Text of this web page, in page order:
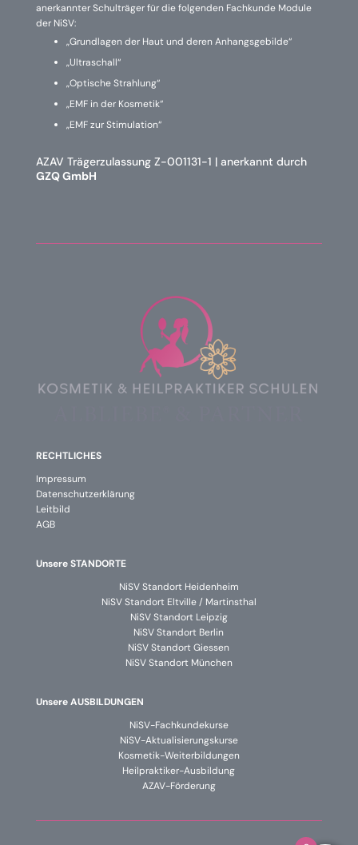
anerkannter Schulträger für die folgenden Fachkunde Module
der NiSV:
„Grundlagen der Haut und deren Anhangsgebilde“
„Ultraschall“
„Optische Strahlung“
„EMF in der Kosmetik“
„EMF zur Stimulation“
AZAV Trägerzulassung Z-001131-1 | anerkannt durch
GZQ GmbH
RECHTLICHES
Impressum
Datenschutzerklärung
Leitbild
AGB
Unsere STANDORTE
NiSV Standort Heidenheim
NiSV Standort Eltville / Martinsthal
NiSV Standort Leipzig
NiSV Standort Berlin
NiSV Standort Giessen
NiSV Standort München
Unsere AUSBILDUNGEN
NiSV-Fachkundekurse
NiSV-Aktualisierungskurse
Kosmetik-Weiterbildungen
Heilpraktiker-Ausbildung
AZAV-Förderung